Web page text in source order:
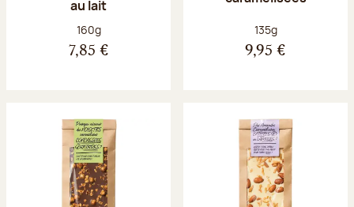
au lait
Poids net :
160g
7,85 €
Poids net :
135g
9,95 €